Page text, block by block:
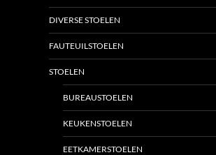
DIVERSE STOELEN
FAUTEUILSTOELEN
STOELEN
BUREAUSTOELEN
KEUKENSTOELEN
EETKAMERSTOELEN